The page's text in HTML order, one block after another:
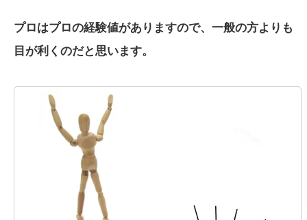
プロはプロの経験値がありますので、一般の方よりも
目が利くのだと思います。